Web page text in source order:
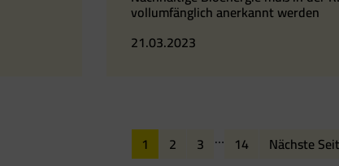
vollumfänglich anerkannt werden
21.03.2023
1 2 3 … 14 Nächste